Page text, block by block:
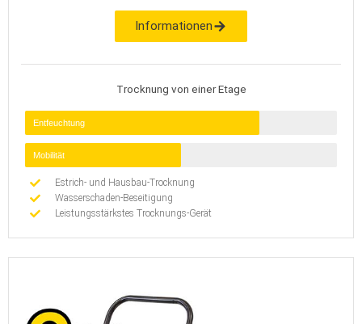
Informationen
Trocknung von einer Etage
Entfeuchtung
Mobilität
Estrich- und Hausbau-Trocknung
Wasserschaden-Beseitigung
Leistungsstärkstes Trocknungs-Gerät